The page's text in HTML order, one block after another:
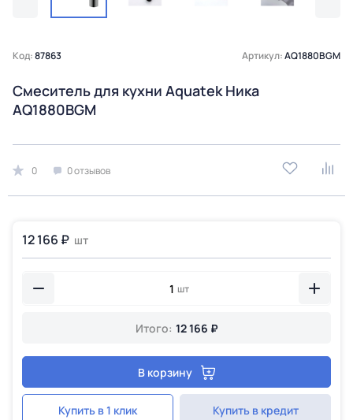
Код:87863 Артикул:AQ1880BGM
Смеситель для кухни Aquatek Ника
AQ1880BGM
0 0 отзывов
12 166 ₽ шт
шт
Итого: 12 166 ₽
В корзину
Купить в 1 клик Купить в кредит